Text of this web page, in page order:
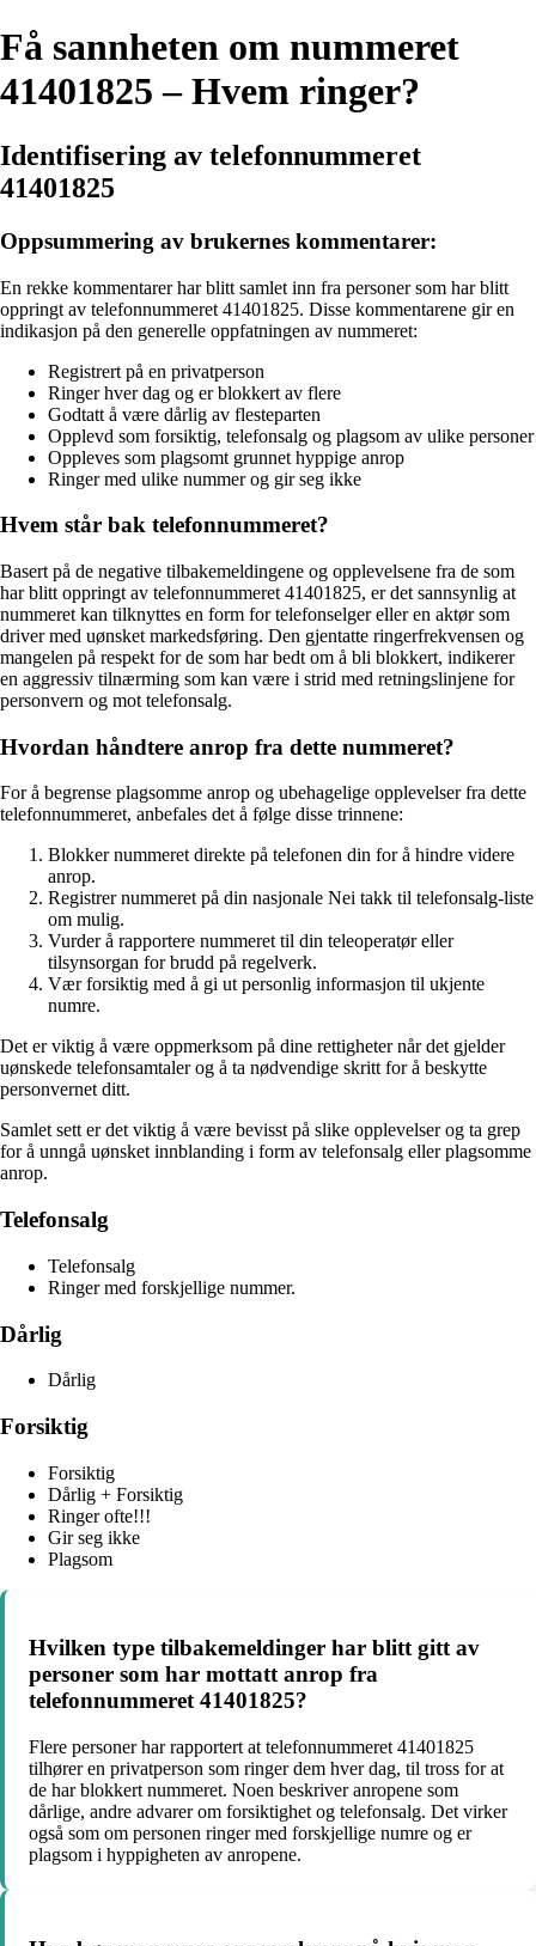
Få sannheten om nummeret
41401825 – Hvem ringer?
Identifisering av telefonnummeret
41401825
Oppsummering av brukernes kommentarer:
En rekke kommentarer har blitt samlet inn fra personer som har blitt
oppringt av telefonnummeret 41401825. Disse kommentarene gir en
indikasjon på den generelle oppfatningen av nummeret:
Registrert på en privatperson
Ringer hver dag og er blokkert av flere
Godtatt å være dårlig av flesteparten
Opplevd som forsiktig, telefonsalg og plagsom av ulike personer
Oppleves som plagsomt grunnet hyppige anrop
Ringer med ulike nummer og gir seg ikke
Hvem står bak telefonnummeret?
Basert på de negative tilbakemeldingene og opplevelsene fra de som
har blitt oppringt av telefonnummeret 41401825, er det sannsynlig at
nummeret kan tilknyttes en form for telefonselger eller en aktør som
driver med uønsket markedsføring. Den gjentatte ringerfrekvensen og
mangelen på respekt for de som har bedt om å bli blokkert, indikerer
en aggressiv tilnærming som kan være i strid med retningslinjene for
personvern og mot telefonsalg.
Hvordan håndtere anrop fra dette nummeret?
For å begrense plagsomme anrop og ubehagelige opplevelser fra dette
telefonnummeret, anbefales det å følge disse trinnene:
Blokker nummeret direkte på telefonen din for å hindre videre
anrop.
Registrer nummeret på din nasjonale Nei takk til telefonsalg-liste
om mulig.
Vurder å rapportere nummeret til din teleoperatør eller
tilsynsorgan for brudd på regelverk.
Vær forsiktig med å gi ut personlig informasjon til ukjente
numre.
Det er viktig å være oppmerksom på dine rettigheter når det gjelder
uønskede telefonsamtaler og å ta nødvendige skritt for å beskytte
personvernet ditt.
Samlet sett er det viktig å være bevisst på slike opplevelser og ta grep
for å unngå uønsket innblanding i form av telefonsalg eller plagsomme
anrop.
Telefonsalg
Telefonsalg
Ringer med forskjellige nummer.
Dårlig
Dårlig
Forsiktig
Forsiktig
Dårlig + Forsiktig
Ringer ofte!!!
Gir seg ikke
Plagsom
Hvilken type tilbakemeldinger har blitt gitt av
personer som har mottatt anrop fra
telefonnummeret 41401825?
Flere personer har rapportert at telefonnummeret 41401825
tilhører en privatperson som ringer dem hver dag, til tross for at
de har blokkert nummeret. Noen beskriver anropene som
dårlige, andre advarer om forsiktighet og telefonsalg. Det virker
også som om personen ringer med forskjellige numre og er
plagsom i hyppigheten av anropene.